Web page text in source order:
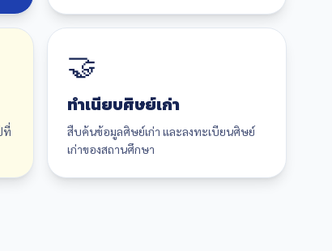
ที่
🤝
ทำเนียบศิษย์เก่า
สืบค้นข้อมูลศิษย์เก่า และลงทะเบียนศิษย์
เก่าของสถานศึกษา